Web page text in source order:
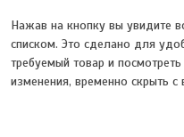
Нажав на кнопку вы увидите
списком. Это сделано для
требуемый товар и
изменения, временно скрыть с